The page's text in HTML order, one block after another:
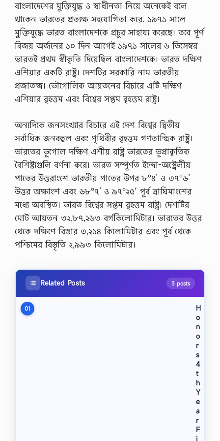
বাংলাদেশের মুক্তিযুদ্ধ ও স্বাধীনতা নিয়ে অনেকেই বলে
থাকেন ভারতের প্রত্যক্ষ সহযোগিতা করে. ১৯৭১ সালে
মুক্তিযুদ্ধে ভারত বাংলাদেশকে প্রচুর সাহায্য করেছে। তবে পূর্ণ
বিজয় অর্জনের ১০ দিন আগেই ১৯৭১ সালের ৬ ডিসেম্বর
ভারতই প্রথম স্বীকৃতি দিয়েছিল বাংলাদেশকে। ভারত দক্ষিণ
এশিয়ার একটি রাষ্ট্র। দেশটির সরকারি নাম ভারতীয়
প্রজাতন্ত্র। ভৌগোলিক আয়তনের বিচারে এটি দক্ষিণ
এশিয়ার বৃহত্তম এবং বিশ্বের সপ্তম বৃহত্তম রাষ্ট্র।
অন্যদিকে জনসংখ্যার বিচারে এই দেশ বিশ্বের দ্বিতীয়
সর্বাধিক জনবহুল এবং পৃথিবীর বৃহত্তম গণতান্ত্রিক রাষ্ট্র।
ভারতের ভূগোল দক্ষিণ এশীয় রাষ্ট্র ভারতের ভূপ্রাকৃতিক
বৈশিষ্ট্যগুলি বর্ণনা করে। ভারত সম্পূর্ণত ইন্দো-অস্ট্রেলীয়
পাতের উত্তরাংশে ভারতীয় পাতের উপর ৮°৪’ ও ৩৭°৬’
উত্তর অক্ষাংশ এবং ৬৮°৭’ ও ৯৭°২৫′ পূর্ব দ্রাঘিমাংশের
মধ্যে অবস্থিত। ভারত বিশ্বের সপ্তম বৃহত্তম রাষ্ট্র। দেশটির
মোট আয়তন ৩২,৮৭,২৬৩ বর্গকিলোমিটার। ভারতের উত্তর
থেকে দক্ষিণে বিস্তার ৩,২১৪ কিলোমিটার এবং পূর্ব থেকে
পশ্চিমের বিস্তৃতি ২,৯৯৩ কিলোমিটার।
Related Posts 3 posts
01
H
o
n
o
r
s
4
t
h
Y
e
a
r
F
i